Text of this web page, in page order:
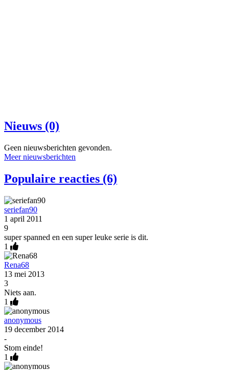
Nieuws (0)
Geen nieuwsberichten gevonden.
Meer nieuwsberichten
Populaire reacties (6)
seriefan90
1 april 2011
9
super spanned en een super leuke serie is dit.
1
Rena68
13 mei 2013
3
Niets aan.
1
anonymous
19 december 2014
-
Stom einde!
1